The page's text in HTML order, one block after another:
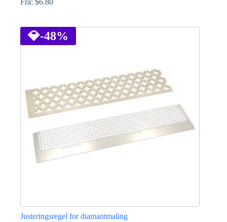
Fra: $6.80
produktet
har
flere
på
produktsiden
💎-48%
Justeringsregel for diamantmaling